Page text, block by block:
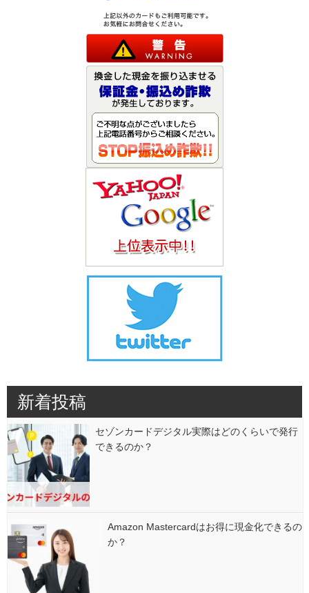
新着投稿
セゾンカードデジタル実際はどのくらいで発行
できるのか？
Amazon Mastercardはお得に現金化できるの
か？